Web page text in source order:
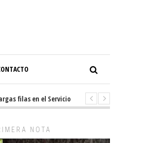
filas en el Servicio de Imagenología
NOTA